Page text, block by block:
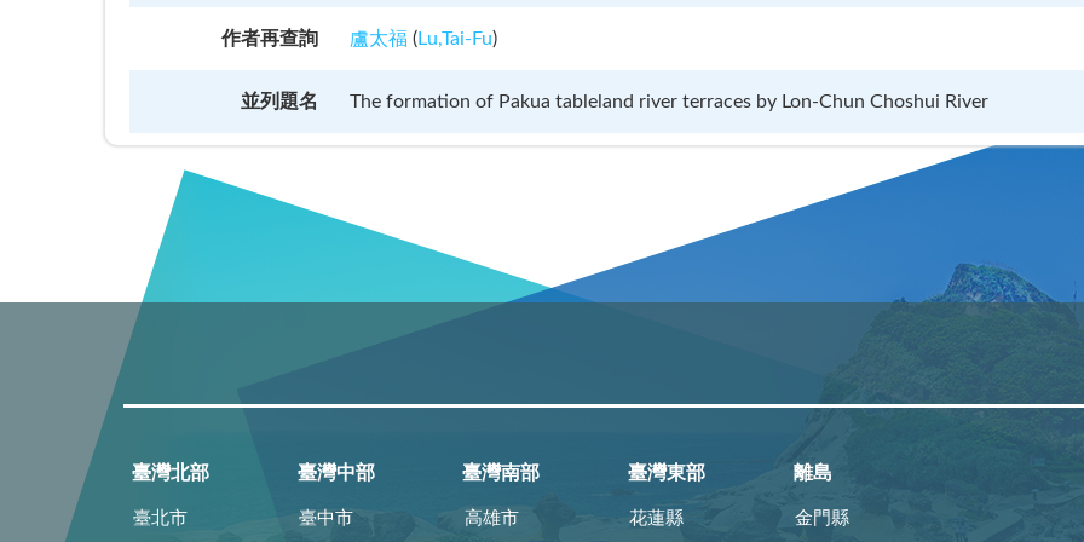
作者再查詢 盧太福(Lu,Tai-Fu)
並列題名 The formation of Pakua tableland river terraces by Lon-Chun Choshui River
臺灣北部
臺北市
臺灣中部
臺中市
臺灣南部
高雄市
臺灣東部
花蓮縣
離島
金門縣